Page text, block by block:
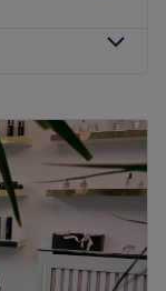
09:00–18:00
09:00
18:00
09:00–20:00
09:00
18:00
08:00 –14:00
Geschlossen